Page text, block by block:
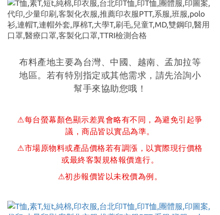
布料產地主要為台灣、中國、越南、孟加拉等
地區。若有特別指定或其他需求，請先洽詢小
幫手來協助您哦！
⚠每台螢幕顏色顯示差異會略有不同，為避免引起爭
議，商品皆以實品為準。
⚠市場原物料或產品價格若有調漲，以實際現行價格
或最終客製規格報價進行。
⚠初步報價皆以未稅價為例。